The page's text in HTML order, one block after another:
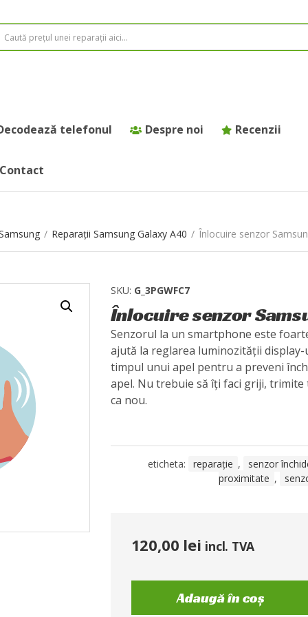
telefonul Despre noi Recenzii
Contact
/ Reparații Samsung Galaxy A40 / Înlocuire senzor
SKU: G_3PGWFC7
Înlocuire senzor
Senzorul la un smartphone este
ajută la reglarea luminozității
timpul unui apel pentru a preveni
apel. Nu trebuie să îți faci griji,
ca nou.
eticheta: reparație ,
senzor
proximitate ,
120,00 lei incl. TVA
Adaugă în coș